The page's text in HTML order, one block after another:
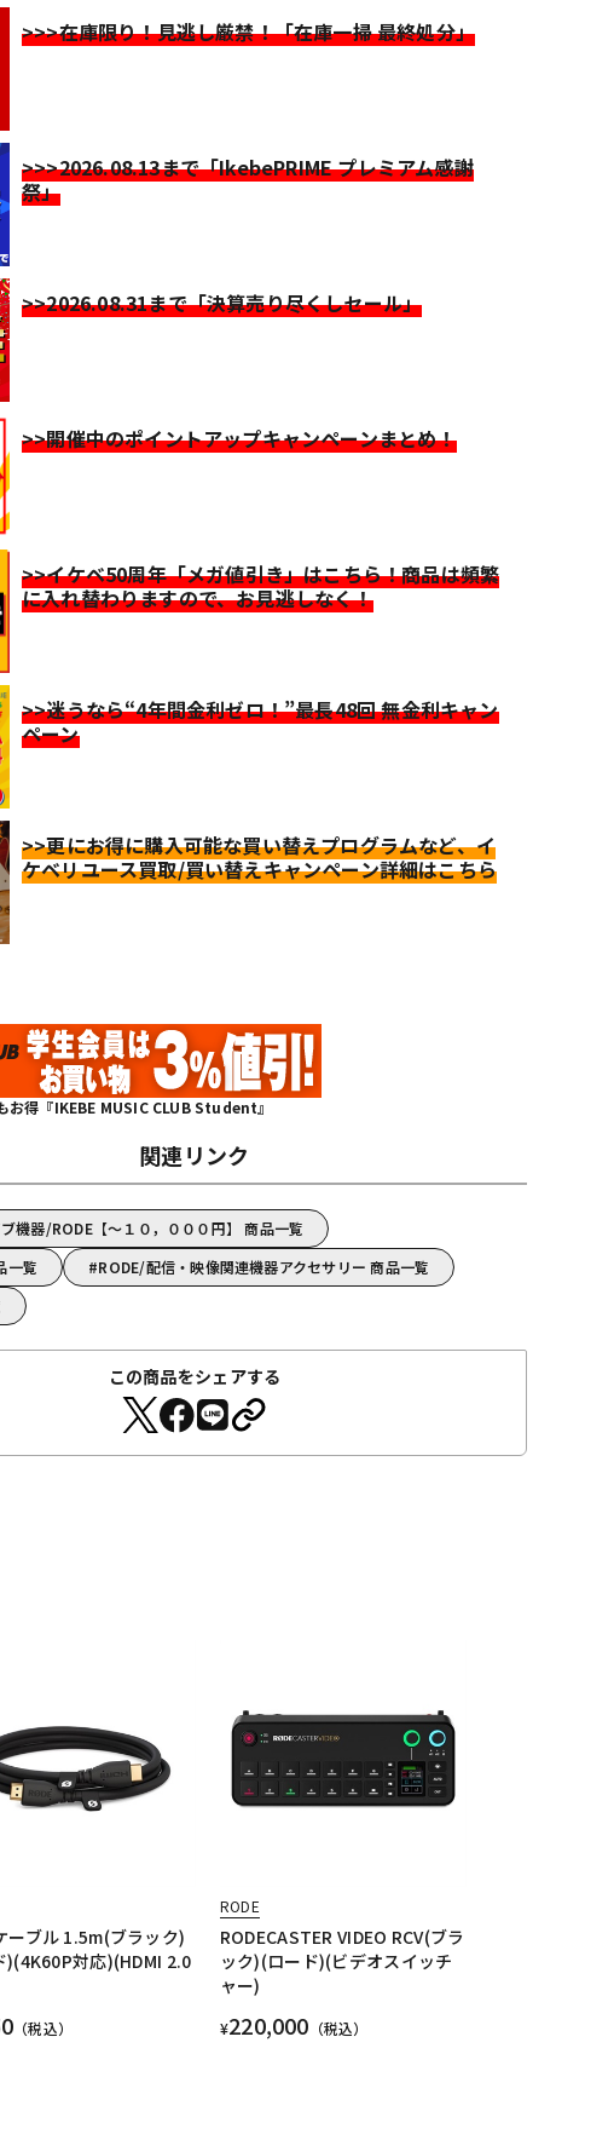
>>>在庫限り！見逃し厳禁！「在庫一掃 最終処分」
>>>2026.08.13まで「IkebePRIME プレミアム感謝
祭」
>>2026.08.31まで「決算売り尽くしセール」
>>開催中のポイントアップキャンペーンまとめ！
>>イケベ50周年「メガ値引き」はこちら！商品は頻繁
に入れ替わりますので、お見逃しなく！
>>迷うなら“4年間金利ゼロ！”最長48回 無金利キャン
ペーン
>>更にお得に購入可能な買い替えプログラムなど、イ
ケベリユース買取/買い替えキャンペーン詳細はこちら
お得『IKEBE MUSIC CLUB Student』
関連リンク
機器/RODE【～１０，０００円】 商品一覧
一覧
RODE/配信・映像関連機器アクセサリー 商品一覧
この商品をシェアする
ーブル 1.5m(ブラック)
)(4K60P対応)(HDMI 2.0
（税込）
RODE
RODECASTER VIDEO RCV(ブラ
ック)(ロード)(ビデオスイッチ
ャー)
¥220,000 （税込）